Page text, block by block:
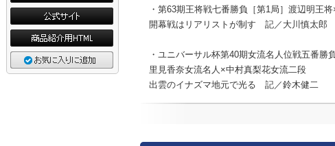
・第63期王将戦七番勝負［第1局］渡辺明王
開幕戦はリアリストが制す 記／大川慎太郎
・ユニバーサル杯第40期女流名人位戦五番勝負
里見香奈女流名人×中村真梨花女流二段
出雲のイナズマ地元で光る 記／鈴木健二